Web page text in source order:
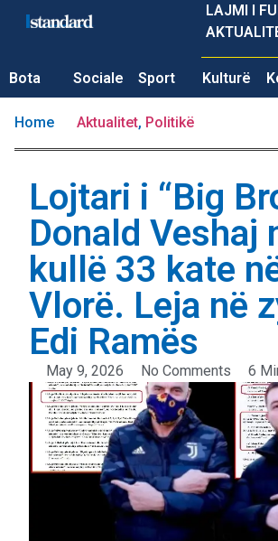
LAJMI I
Bota Sociale Sport Kulturë
Home Aktualitet, Politikë
Lojtari i “Big
Donald Veshaj
kullë 33 kate
Vlorë. Leja në
Edi Ramës
May 9, 2026 No Comments 6